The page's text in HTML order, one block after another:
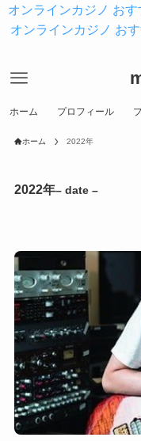
オンラインカジノ おす
オンラインカジノ お
ホーム プロフィール
ホーム 2022年
2022年– date –